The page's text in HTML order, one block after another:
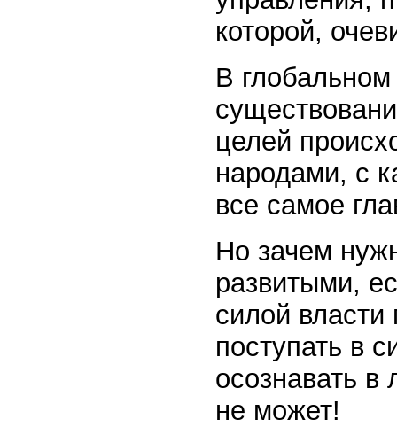
которой,
В
целей
народами, с
все самое
Но зачем
развитыми,
силой
поступать в
осознавать в
не может!